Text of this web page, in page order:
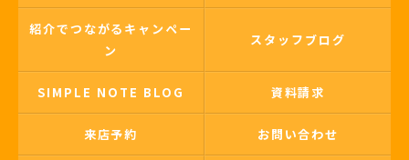
紹介でつながるキャンペー
ン
スタッフブログ
SIMPLE NOTE BLOG 資料請求
来店予約 お問い合わせ